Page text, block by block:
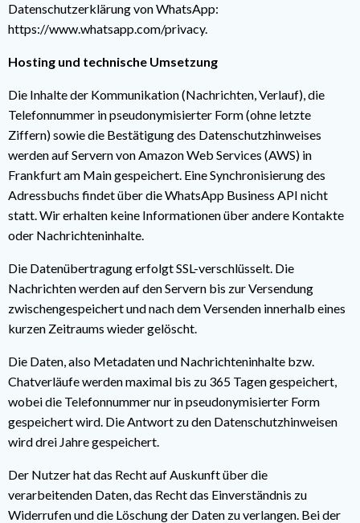
Datenschutzerklärung von WhatsApp:
https://www.whatsapp.com/privacy.
Hosting und technische Umsetzung
Die Inhalte der Kommunikation (Nachrichten, Verlauf), die
Telefonnummer in pseudonymisierter Form (ohne letzte
Ziffern) sowie die Bestätigung des Datenschutzhinweises
werden auf Servern von Amazon Web Services (AWS) in
Frankfurt am Main gespeichert. Eine Synchronisierung des
Adressbuchs findet über die WhatsApp Business API nicht
statt. Wir erhalten keine Informationen über andere Kontakte
oder Nachrichteninhalte.
Die Datenübertragung erfolgt SSL-verschlüsselt. Die
Nachrichten werden auf den Servern bis zur Versendung
zwischengespeichert und nach dem Versenden innerhalb eines
kurzen Zeitraums wieder gelöscht.
Die Daten, also Metadaten und Nachrichteninhalte bzw.
Chatverläufe werden maximal bis zu 365 Tagen gespeichert,
wobei die Telefonnummer nur in pseudonymisierter Form
gespeichert wird. Die Antwort zu den Datenschutzhinweisen
wird drei Jahre gespeichert.
Der Nutzer hat das Recht auf Auskunft über die
verarbeitenden Daten, das Recht das Einverständnis zu
Widerrufen und die Löschung der Daten zu verlangen. Bei der